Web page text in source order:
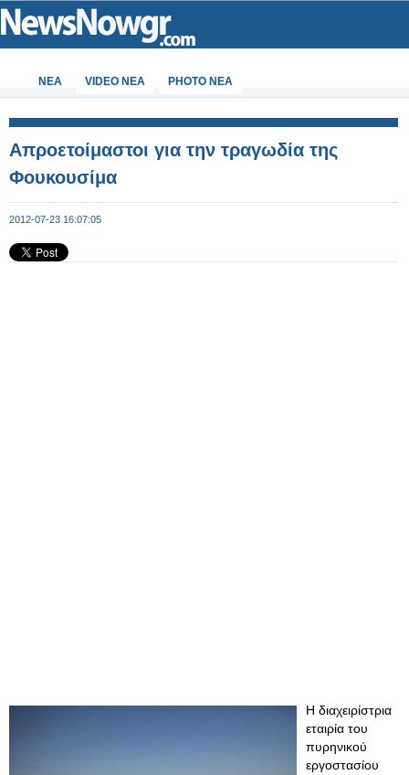
ΝΕΑ VIDEO NEA PHOTO NEA
Απροετοίμαστοι για την τραγωδία της
Φουκουσίμα
2012-07-23 16:07:05
H διαχειρίστρια
εταιρία του
πυρηνικού
εργοστασίου